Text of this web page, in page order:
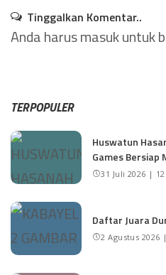
Tinggalkan Komentar..
Anda harusmasukuntuk
TERPOPULER
Huswatun
Games Bersiap
31 Juli 2026 |
Daftar Juara
2 Agustus 2026